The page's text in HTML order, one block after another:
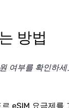
방법
여부를 확인하세
eSIM 요금제를